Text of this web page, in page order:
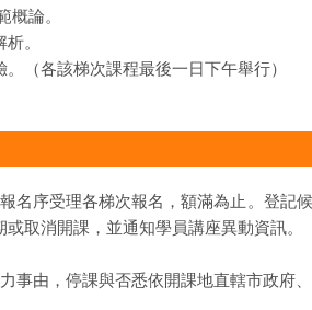
概論。
。
（各該梯次課程最後一日下午舉行）
名序受理各梯次報名，額滿為止。登記
取消開課，並通知學員講座異動資訊。
事由，停課與否悉依開課地直轄市政府